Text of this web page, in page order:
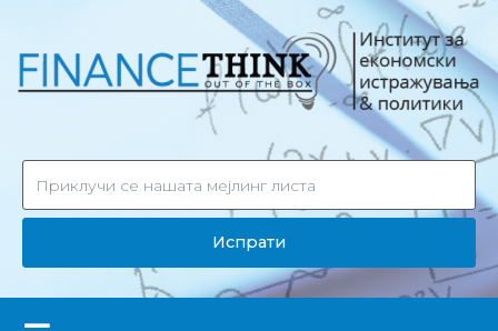
Испрати